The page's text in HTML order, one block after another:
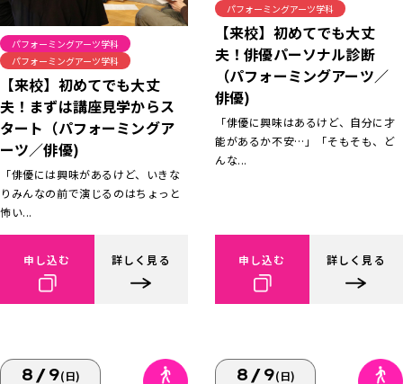
パフォーミングアーツ学科
パフォーミングアーツ学科
【来校】初めてでも大丈
夫！まずは講座見学からス
タート（パフォーミングア
ーツ／俳優)
「俳優には興味があるけど、いきな
りみんなの前で演じるのはちょっと
怖い...
申し込む 詳しく見る
パフォーミングアーツ学科
【来校】初めてでも大丈
夫！俳優パーソナル診断
（パフォーミングアーツ／
俳優)
「俳優に興味はあるけど、自分に才
能があるか不安…」「そもそも、ど
んな...
申し込む 詳しく見る
8/9(日) 8/9(日)